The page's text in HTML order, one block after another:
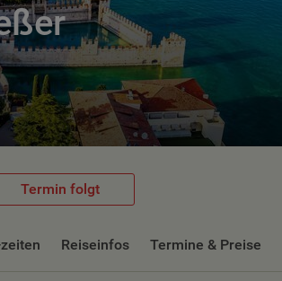
Termin folgt
Reiseinfos Termine & Preise